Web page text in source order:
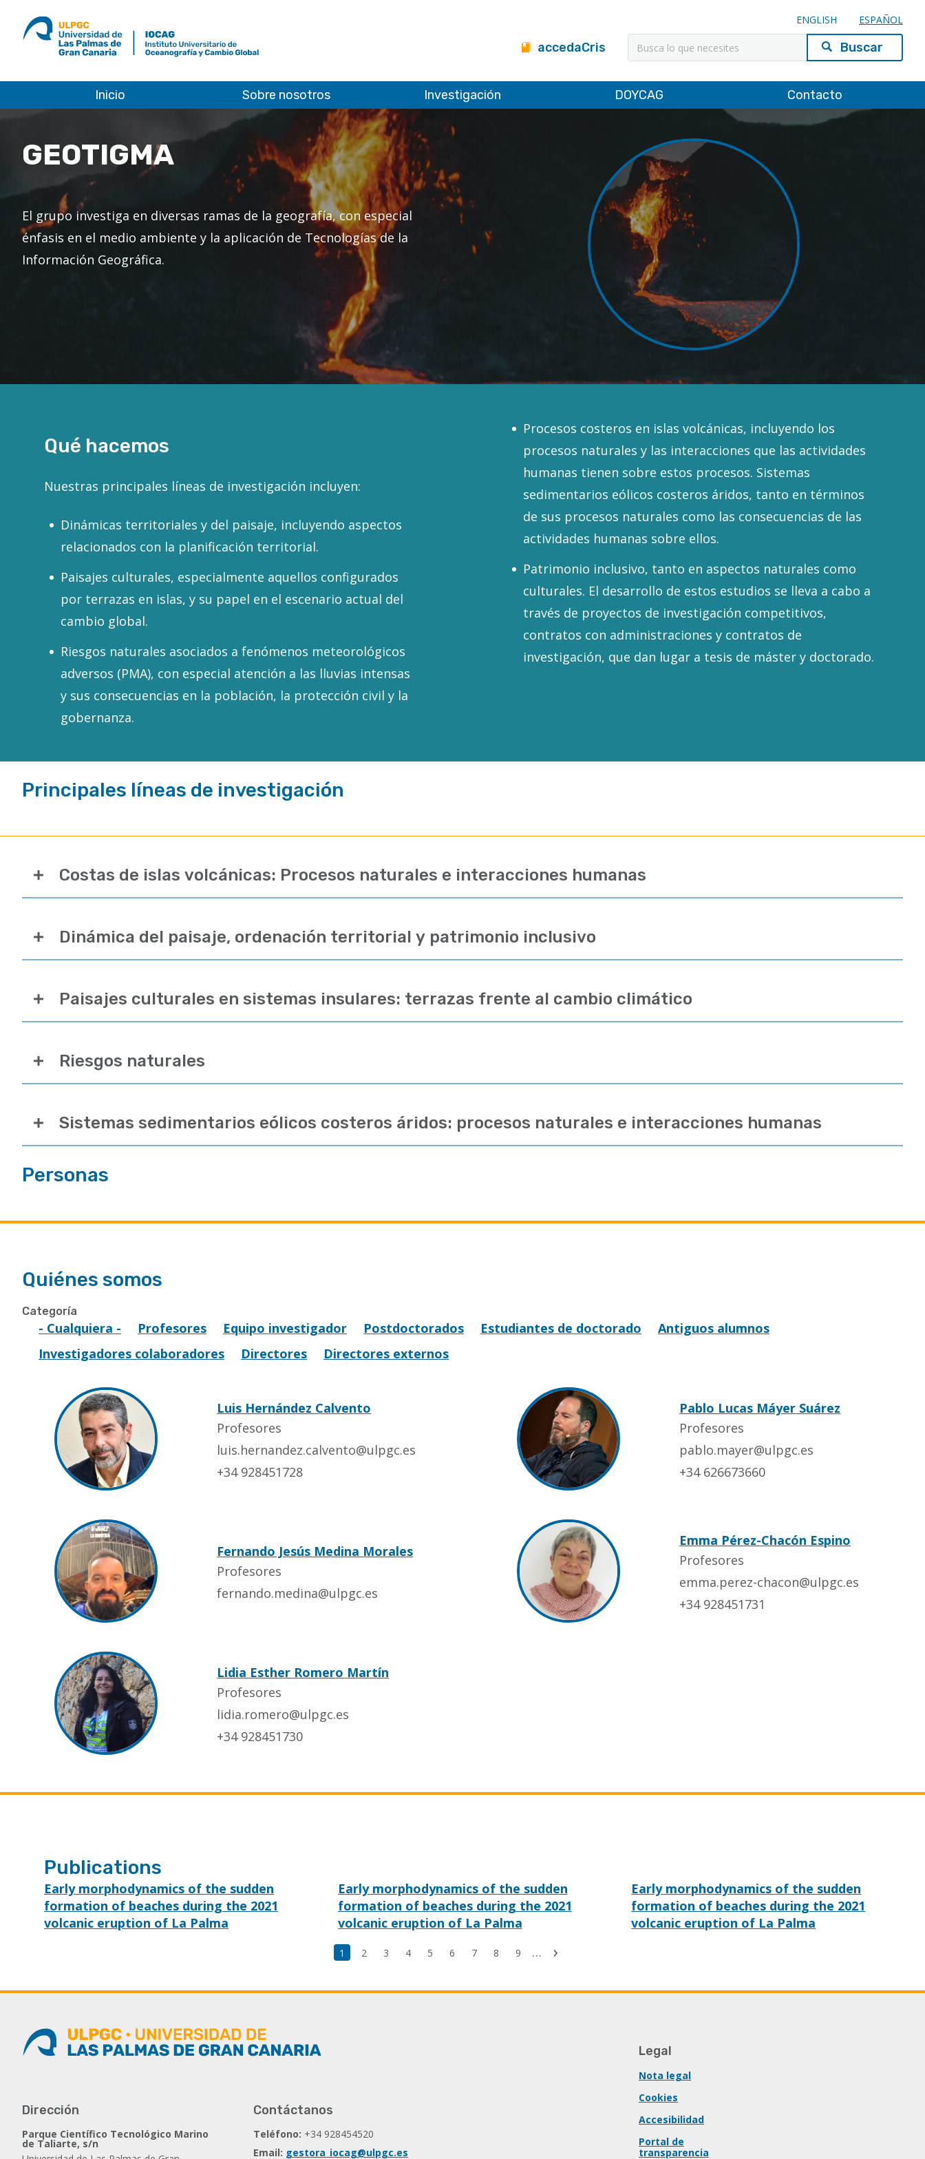
ULPGC
al
inicio
ENGLISH ESPAÑOL
accedaCris Buscar
Inicio Sobre nosotros Investigación DOYCAG Contacto
GEOTIGMA
El grupo investiga en diversas ramas de la geografía, con especial
énfasis en el medio ambiente y la aplicación de Tecnologías de la
Información Geográfica.
Qué hacemos
Nuestras principales líneas de investigación incluyen:
Dinámicas territoriales y del paisaje, incluyendo aspectos
relacionados con la planificación territorial.
Paisajes culturales, especialmente aquellos configurados
por terrazas en islas, y su papel en el escenario actual del
cambio global.
Riesgos naturales asociados a fenómenos meteorológicos
adversos (PMA), con especial atención a las lluvias intensas
y sus consecuencias en la población, la protección civil y la
gobernanza.
Procesos costeros en islas volcánicas, incluyendo los
procesos naturales y las interacciones que las actividades
humanas tienen sobre estos procesos. Sistemas
sedimentarios eólicos costeros áridos, tanto en términos
de sus procesos naturales como las consecuencias de las
actividades humanas sobre ellos.
Patrimonio inclusivo, tanto en aspectos naturales como
culturales. El desarrollo de estos estudios se lleva a cabo a
través de proyectos de investigación competitivos,
contratos con administraciones y contratos de
investigación, que dan lugar a tesis de máster y doctorado.
Principales líneas de investigación
Costas de islas volcánicas: Procesos naturales e interacciones humanas
Dinámica del paisaje, ordenación territorial y patrimonio inclusivo
Paisajes culturales en sistemas insulares: terrazas frente al cambio climático
Riesgos naturales
Sistemas sedimentarios eólicos costeros áridos: procesos naturales e interacciones humanas
Personas
Quiénes somos
Categoría
- Cualquiera - Profesores Equipo investigador Postdoctorados Estudiantes de doctorado
Antiguos alumnos
Investigadores colaboradores
Directores Directores externos
Luis Hernández Calvento
Profesores
luis.hernandez.calvento@ulpgc.es
+34 928451728
Pablo Lucas Máyer Suárez
Profesores
pablo.mayer@ulpgc.es
+34 626673660
Fernando Jesús Medina Morales
Profesores
fernando.medina@ulpgc.es
Emma Pérez-Chacón Espino
Profesores
emma.perez-chacon@ulpgc.es
+34 928451731
Lidia Esther Romero Martín
Profesores
lidia.romero@ulpgc.es
+34 928451730
Publications
Early morphodynamics of the sudden
formation of beaches during the 2021
volcanic eruption of La Palma
Early morphodynamics of the sudden
formation of beaches during the 2021
volcanic eruption of La Palma
Early morphodynamics of the sudden
formation of beaches during the 2021
volcanic eruption of La Palma
Página
1 Page
2 Page
3 Page
4 Page
5 Page
6 Page
7 Page
8 Page
9 …
Dirección
Parque Científico Tecnológico Marino
de Taliarte, s/n
Contáctanos
Teléfono: +34 928454520
Email: gestora_iocag@ulpgc.es
Legal
Nota legal
Cookies
Accesibilidad
Portal de
transparencia